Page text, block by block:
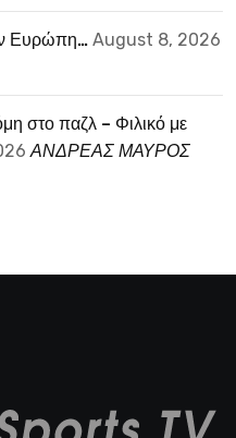
Ευρώπη… August 8, 2026
στο παζλ – Φιλικό με
ΑΝΔΡΕΑΣ ΜΑΥΡΟΣ